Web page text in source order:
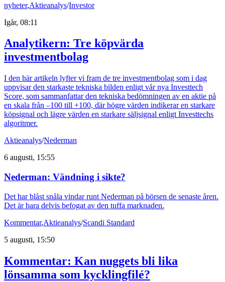
nyheter,Aktieanalys/Investor
Igår, 08:11
Analytikern: Tre köpvärda
investmentbolag
I den här artikeln lyfter vi fram de tre investmentbolag som i dag
uppvisar den starkaste tekniska bilden enligt vår nya Investtech
Score, som sammanfattar den tekniska bedömningen av en aktie på
en skala från –100 till +100, där högre värden indikerar en starkare
köpsignal och lägre värden en starkare säljsignal enligt Investtechs
algoritmer.
Aktieanalys/Nederman
6 augusti, 15:55
Nederman: Vändning i sikte?
Det har blåst snåla vindar runt Nederman på börsen de senaste åren.
Det är bara delvis befogat av den tuffa marknaden.
Kommentar,Aktieanalys/Scandi Standard
5 augusti, 15:50
Kommentar: Kan nuggets bli lika
lönsamma som kycklingfilé?